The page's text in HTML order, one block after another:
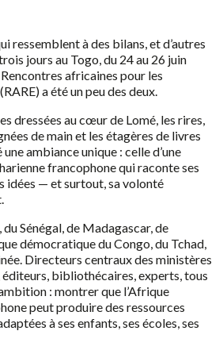
ressemblent à des bilans, et d’autres
jours au Togo, du 24 au 26 juin
africaines pour les
a été un peu des deux.
dressées au cœur de Lomé, les rires,
de main et les étagères de livres
ambiance unique : celle d’une
francophone qui raconte ses
idées — et surtout, sa volonté
Sénégal, de Madagascar, de
démocratique du Congo, du Tchad,
Directeurs centraux des ministères
éditeurs, bibliothécaires, experts, tous
: montrer que l’Afrique
peut produire des ressources
à ses enfants, ses écoles, ses